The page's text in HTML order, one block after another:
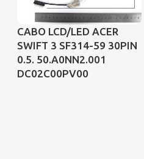
CABO LCD/LED ACER
SWIFT 3 SF314-59 30PIN
0.5. 50.A0NN2.001
DC02C00PV00